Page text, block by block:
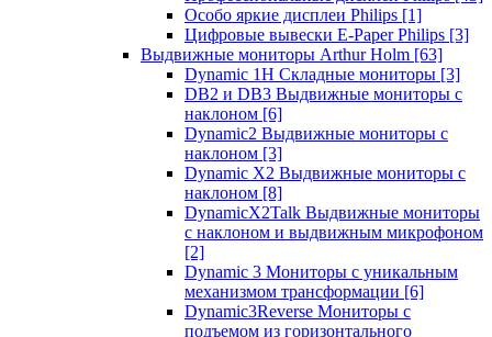
Особо яркие дисплеи Philips [1]
Цифровые вывески E-Paper Philips [3]
Выдвижные мониторы Arthur Holm [63]
Dynamic 1Н Складные мониторы [3]
DB2 и DB3 Выдвижные мониторы с
наклоном [6]
Dynamic2 Выдвижные мониторы с
наклоном [3]
Dynamic X2 Выдвижные мониторы с
наклоном [8]
DynamicX2Talk Выдвижные мониторы
с наклоном и выдвижным микрофоном
[2]
Dynamic 3 Мониторы с уникальным
механизмом трансформации [6]
Dynamic3Reverse Мониторы с
подъемом из горизонтального